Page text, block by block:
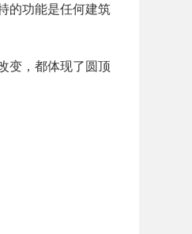
的功能是任何建筑
变，都体现了圆顶